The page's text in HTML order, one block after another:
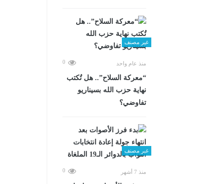
غير مصنف
منذ عام واحد 0
“معركة السلاح”.. هل تُكتب
نهاية حزب الله بسيناريو
تفاوضي؟
غير مصنف
منذ 7 أشهر 0